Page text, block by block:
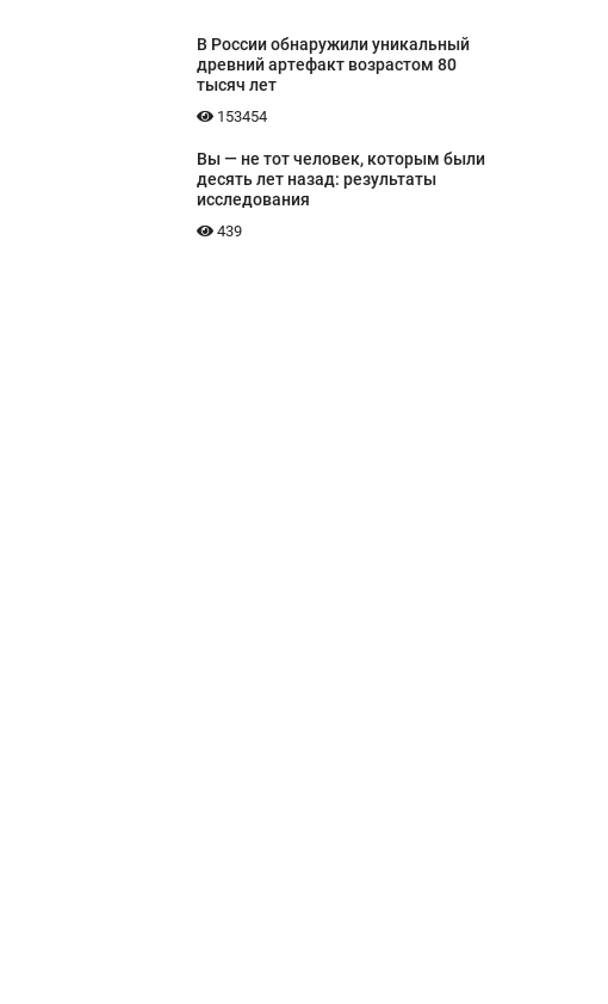
В России обнаружили уникальный
древний артефакт возрастом 80
тысяч лет
153454
Вы — не тот человек, которым были
десять лет назад: результаты
исследования
439